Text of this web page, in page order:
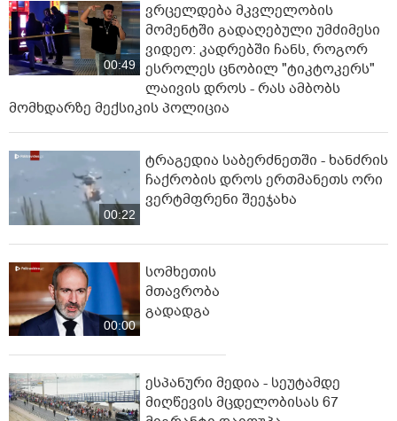
00:49
ვრცელდება მკვლელობის
მომენტში გადაღებული უმძიმესი
ვიდეო: კადრებში ჩანს, როგორ
ესროლეს ცნობილ "ტიკტოკერს"
ლაივის დროს - რას ამბობს
მომხდარზე მექსიკის პოლიცია
00:22
ტრაგედია საბერძნეთში - ხანძრის
ჩაქრობის დროს ერთმანეთს ორი
ვერტმფრენი შეეჯახა
00:00
სომხეთის
მთავრობა
გადადგა
ესპანური მედია - სეუტამდე
მიღწევის მცდელობისას 67